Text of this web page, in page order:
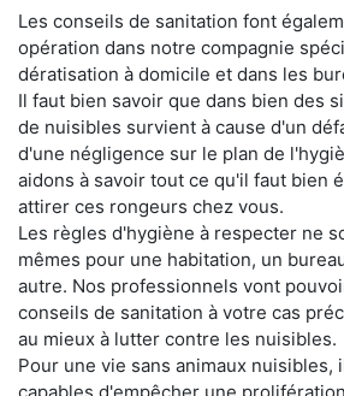
Les conseils de sanitation font
opération dans notre compagnie
dératisation à domicile et dans les
Il faut bien savoir que dans bien des
de nuisibles survient à cause d'un
d'une négligence sur le plan de
aidons à savoir tout ce qu'il faut bien
attirer ces rongeurs chez vous.
Les règles d'hygiène à respecter ne
mêmes pour une habitation, un
autre. Nos professionnels vont
conseils de sanitation à votre cas
au mieux à lutter contre les nuisibles.
Pour une vie sans animaux nuisibles,